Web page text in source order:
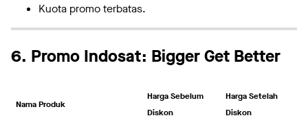
Kuota promo terbatas.
6. Promo Indosat: Bigger Get Better
Nama Produk
Harga Sebelum
Diskon
Harga Setelah
Diskon